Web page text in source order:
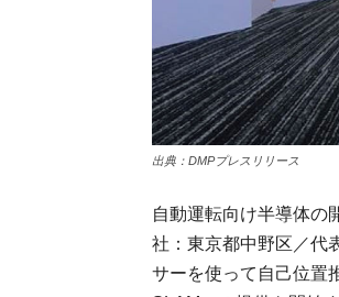
出典：DMPプレスリリース
自動運転向け半導体の
社：東京都中野区／代
サーを使って自己位置